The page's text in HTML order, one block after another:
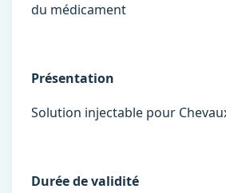
du médicament
Présentation
Solution injectable pour
Durée de validité